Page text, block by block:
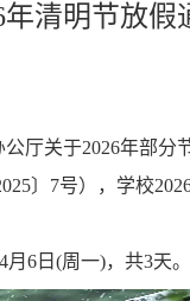
清明节放假
厅关于2026年部分
〕7号），学校
6日(周一)，共3天。